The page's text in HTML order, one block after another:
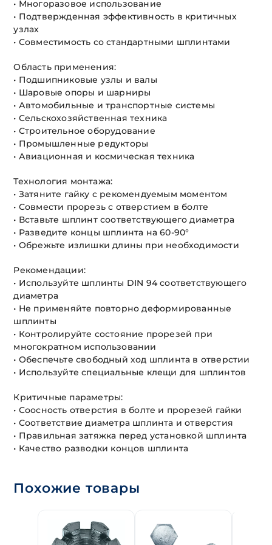
• Многоразовое использование
• Подтвержденная эффективность в критичных
узлах
• Совместимость со стандартными шплинтами
Область применения:
• Подшипниковые узлы и валы
• Шаровые опоры и шарниры
• Автомобильные и транспортные системы
• Сельскохозяйственная техника
• Строительное оборудование
• Промышленные редукторы
• Авиационная и космическая техника
Технология монтажа:
• Затяните гайку с рекомендуемым моментом
• Совмести прорезь с отверстием в болте
• Вставьте шплинт соответствующего диаметра
• Разведите концы шплинта на 60-90°
• Обрежьте излишки длины при необходимости
Рекомендации:
• Используйте шплинты DIN 94 соответствующего
диаметра
• Не применяйте повторно деформированные
шплинты
• Контролируйте состояние прорезей при
многократном использовании
• Обеспечьте свободный ход шплинта в отверстии
• Используйте специальные клещи для шплинтов
Критичные параметры:
• Соосность отверстия в болте и прорезей гайки
• Соответствие диаметра шплинта и отверстия
• Правильная затяжка перед установкой шплинта
• Качество разводки концов шплинта
Похожие товары